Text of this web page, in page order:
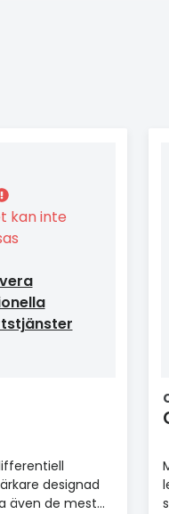
kan inte
designad
även de mest